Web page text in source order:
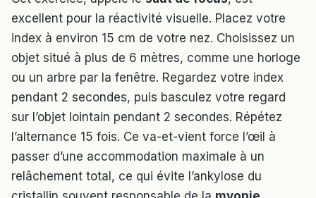
excellent pour la réactivité visuelle. Placez votre
index à environ 15 cm de votre nez. Choisissez un
objet situé à plus de 6 mètres, comme une horloge
ou un arbre par la fenêtre. Regardez votre index
pendant 2 secondes, puis basculez votre regard
sur l’objet lointain pendant 2 secondes. Répétez
l’alternance 15 fois. Ce va-et-vient force l’œil à
passer d’une accommodation maximale à un
relâchement total, ce qui évite l’ankylose du